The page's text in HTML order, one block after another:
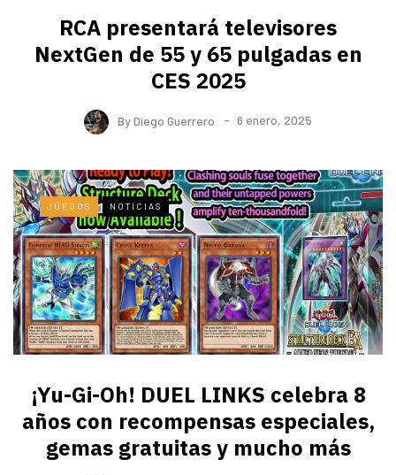
RCA presentará televisores
NextGen de 55 y 65 pulgadas en
CES 2025
ByDiego Guerrero 6 enero, 2025
JUEGOS NOTICIAS
¡Yu-Gi-Oh! DUEL LINKS celebra 8
años con recompensas especiales,
gemas gratuitas y mucho más